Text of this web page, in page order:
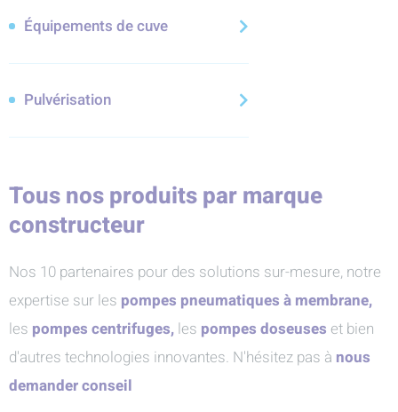
Équipements de cuve
Pulvérisation
Tous nos produits par marque
constructeur
Nos 10 partenaires pour des solutions sur-mesure, notre
expertise sur les pompes pneumatiques à membrane,
les pompes centrifuges, les pompes doseuses et bien
d'autres technologies innovantes. N'hésitez pas à nous
demander conseil